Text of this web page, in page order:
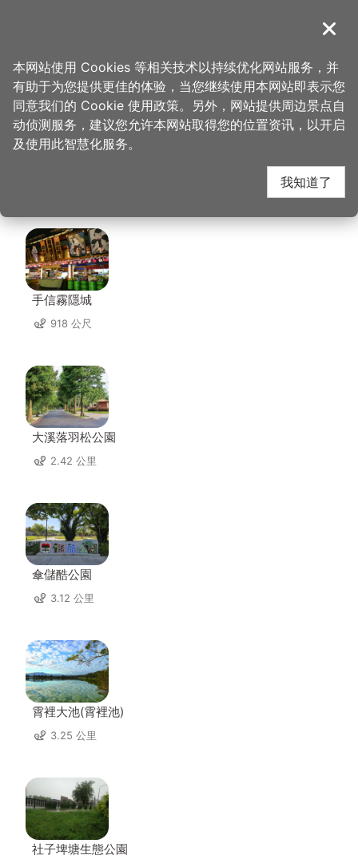
導覽
首页 > 想去的地方 > 美食、购物 > 台湾京瓷-千塘窑
台湾京瓷-千塘窑 周边
景点
手信霧隱城
918 公尺
大溪落羽松公園
2.42 公里
傘儲酷公園
3.12 公里
霄裡大池(霄裡池)
3.25 公里
社子埤塘生態公園
关闭
本网站使用 Cookies 等相关技术以持续优化网站服务，并
有助于为您提供更佳的体验，当您继续使用本网站即表示您
同意我们的 Cookie 使用政策。另外，网站提供周边景点自
动侦测服务，建议您允许本网站取得您的位置资讯，以开启
及使用此智慧化服务。
我知道了